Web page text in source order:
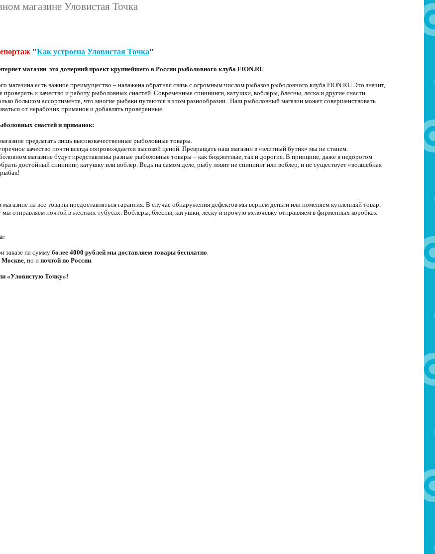
магазине Уловистая Точка
"Как устроена Уловистая Точка"
магазин это дочерний проект крупнейшего в России рыболовного клуба FION.RU
магазина есть важное преимущество – налажена обратная связь с огромным числом рыбаков рыболовного клуба FION.RU Это значит,
и качество и работу рыболовных снастей. Современные спиннинги, катушки, воблеры, блесны, леска и другие снасти
большом ассортименте, что многие рыбаки путаются в этом разнообразии. Наш рыболовный магазин может совершенствовать
от нерабочих приманок и добавлять проверенные.
снастей и приманок:
предлагать лишь высококачественные рыболовные товары.
качество почти всегда сопровождается высокой ценой. Превращать наш магазин в «элитный бутик» мы не станем.
магазине будут представлены разные рыболовные товары – как бюджетные, так и дорогие. В принципе, даже в недорогом
достойный спиннинг, катушку или воблер. Ведь на самом деле, рыбу ловит не спиннинг или воблер, и не существует «волшебная
на все товары предоставляться гарантия. В случае обнаружения дефектов мы вернем деньги или поменяем купленный товар.
отправляем почтой в жестких тубусах. Воблеры, блесны, катушки, леску и прочую мелочевку отправляем в фирменных коробках
заказе на сумму более 4000 рублей мы доставляем товары бесплатно.
Москве, но и почтой по России.
«Уловистую Точку»!